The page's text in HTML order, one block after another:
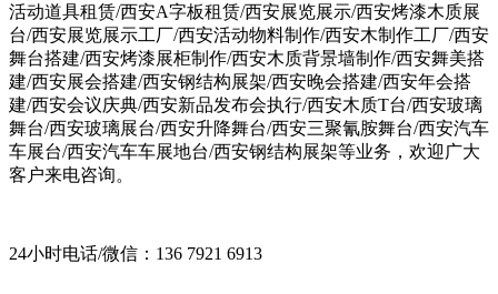
活动道具租赁/西安A字板租赁/西安展览展示/西安烤漆木质展
台/西安展览展示工厂/西安活动物料制作/西安木制作工厂/西安
舞台搭建/西安烤漆展柜制作/西安木质背景墙制作/西安舞美搭
建/西安展会搭建/西安钢结构展架/西安晚会搭建/西安年会搭
建/西安会议庆典/西安新品发布会执行/西安木质T台/西安玻璃
舞台/西安玻璃展台/西安升降舞台/西安三聚氰胺舞台/西安汽车
车展台/西安汽车车展地台/西安钢结构展架等业务，欢迎广大
客户来电咨询。
24小时电话/微信：136 7921 6913